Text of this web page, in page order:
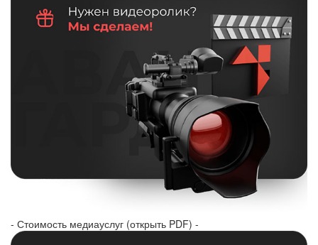
- Стоимость медиауслуг (открыть PDF) -